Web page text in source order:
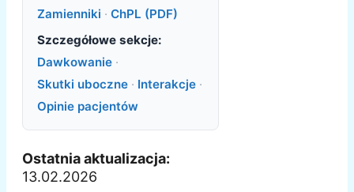
Zamienniki · ChPL (PDF)
Szczegółowe sekcje:
Dawkowanie ·
Skutki uboczne · Interakcje ·
Opinie pacjentów
Ostatnia aktualizacja:
13.02.2026